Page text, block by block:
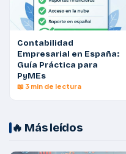
Contabilidad
Empresarial en España:
Guía Práctica para
PyMEs
📖 3 min de lectura
🔥 Más leídos